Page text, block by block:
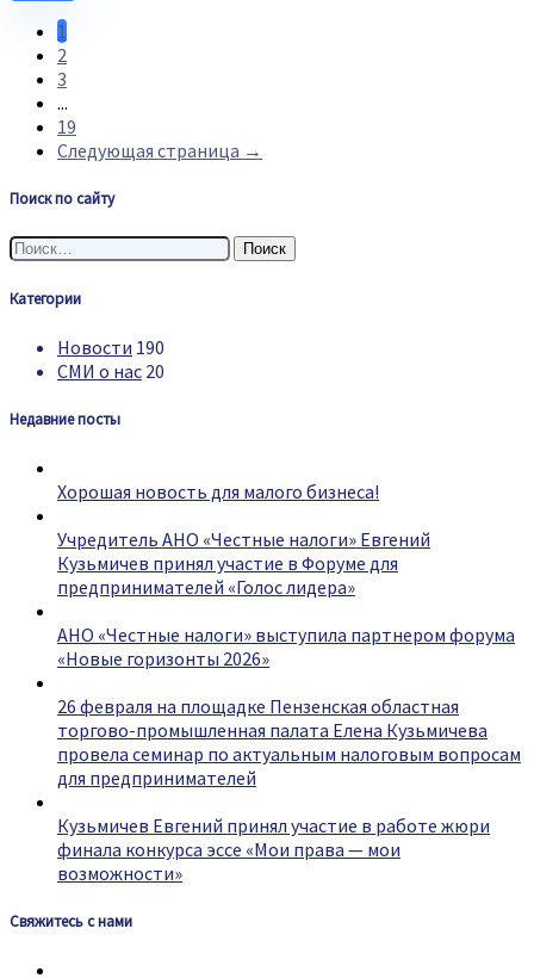
1
2
3
...
19
Следующая страница →
Поиск по сайту
Найти:
Категории
Новости 190
СМИ о нас 20
Недавние посты
Хорошая новость для малого бизнеса!
Учредитель АНО «Честные налоги» Евгений
Кузьмичев принял участие в Форуме для
предпринимателей «Голос лидера»
АНО «Честные налоги» выступила партнером форума
«Новые горизонты 2026»
26 февраля на площадке Пензенская областная
торгово-промышленная палата Елена Кузьмичева
провела семинар по актуальным налоговым вопросам
для предпринимателей
Кузьмичев Евгений принял участие в работе жюри
финала конкурса эссе «Мои права — мои
возможности»
Свяжитесь с нами